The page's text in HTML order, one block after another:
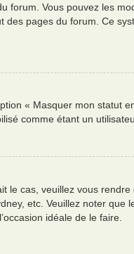
Vous pouvez les
pages du forum. Ce
« Masquer mon statut
comme étant un
cas, veuillez vous
etc. Veuillez noter
idéale de le faire.